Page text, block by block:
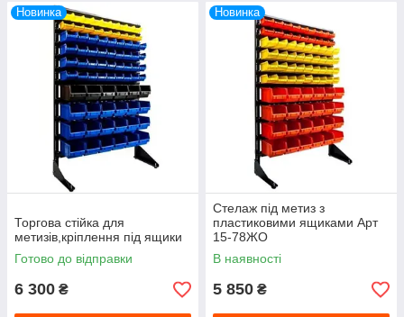
Новинка
Торгова стійка для
метизів,кріплення під ящики
Готово до відправки
6 300 ₴
Новинка
Стелаж під метиз з
пластиковими ящиками Арт
15-78ЖО
В наявності
5 850 ₴